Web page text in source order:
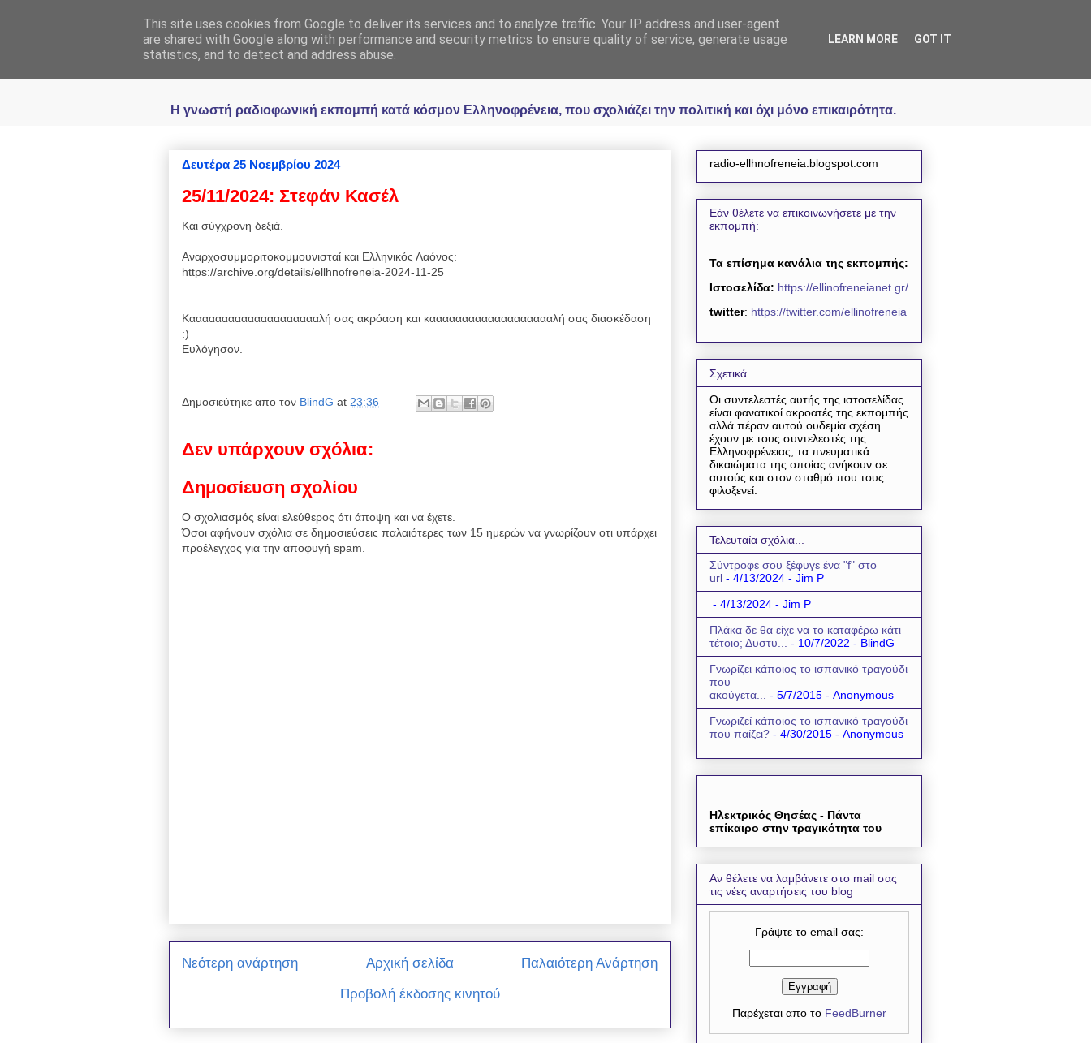
Ραδιοφωνική Ελληνοφρένεια Unofficial
Η γνωστή ραδιοφωνική εκπομπή κατά κόσμον Ελληνοφρένεια, που σχολιάζει την πολιτική και όχι μόνο επικαιρότητα.
Δευτέρα 25 Νοεμβρίου 2024
25/11/2024: Στεφάν Κασέλ
Και σύγχρονη δεξιά.
Αναρχοσυμμοριτοκομμουνισταί και Ελληνικός Λαόνος:
https://archive.org/details/ellhnofreneia-2024-11-25
Κααααααααααααααααααααλή σας ακρόαση και καααααααααααααααααααλή σας διασκέδαση
:)
Ευλόγησον.
Δημοσιεύτηκε απο τον BlindG at 23:36
Δεν υπάρχουν σχόλια:
Δημοσίευση σχολίου
Ο σχολιασμός είναι ελεύθερος ότι άποψη και να έχετε.
Όσοι αφήνουν σχόλια σε δημοσιεύσεις παλαιότερες των 15 ημερών να γνωρίζουν οτι υπάρχει
προέλεγχος για την αποφυγή spam.
Νεότερη ανάρτηση Παλαιότερη Ανάρτηση
Αρχική σελίδα
Προβολή έκδοσης κινητού
radio-ellhnofreneia.blogspot.com
Εάν θέλετε να επικοινωνήσετε με την
εκπομπή:
Τα επίσημα κανάλια της εκπομπής:
Ιστοσελίδα: https://ellinofreneianet.gr/
twitter: https://twitter.com/ellinofreneia
Σχετικά...
Οι συντελεστές αυτής της ιστοσελίδας
είναι φανατικοί ακροατές της εκπομπής
αλλά πέραν αυτού ουδεμία σχέση
έχουν με τους συντελεστές της
Ελληνοφρένειας, τα πνευματικά
δικαιώματα της οποίας ανήκουν σε
αυτούς και στον σταθμό που τους
φιλοξενεί.
Τελευταία σχόλια...
Σύντροφε σου ξέφυγε ένα "f" στο
url - 4/13/2024 - Jim P
- 4/13/2024 - Jim P
Πλάκα δε θα είχε να το καταφέρω κάτι
τέτοιο; Δυστυ...
- 10/7/2022 - BlindG
Γνωρίζει κάποιος το ισπανικό τραγούδι
που
ακούγετα...
- 5/7/2015 - Anonymous
Γνωριζεί κάποιος το ισπανικό τραγούδι
που παίζει? - 4/30/2015 - Anonymous
Ηλεκτρικός Θησέας - Πάντα
επίκαιρο στην τραγικότητα του
Αν θέλετε να λαμβάνετε στο mail σας
τις νέες αναρτήσεις του blog
Γράψτε το email σας:
Παρέχεται απο το FeedBurner
This site uses cookies from Google to deliver its services and to analyze traffic. Your IP address and user-agent
are shared with Google along with performance and security metrics to ensure quality of service, generate usage
statistics, and to detect and address abuse.
LEARN MORE GOT IT